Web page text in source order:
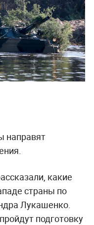
направят
какие
страны по
Лукашенко.
подготовку